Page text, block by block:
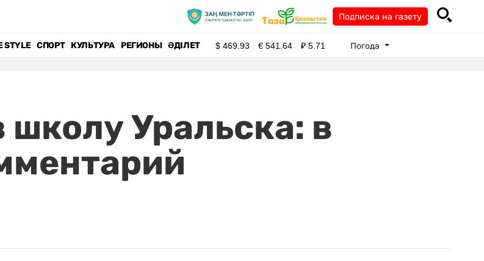
Подписка на газету
STYLE СПОРТ КУЛЬТУРА РЕГИОНЫ ӘДІЛЕТ $469.93 €541.64 ₽5.71 Погода
Уральска: в